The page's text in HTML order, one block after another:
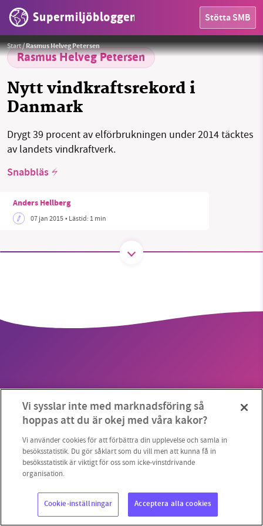
Supermiljöbloggen Stötta SMB
OMRÅDEN
MILJÖFAKTA
OM OSS
Threads
Start/Rasmus Helveg Petersen
Rasmus Helveg Petersen
Nytt vindkraftsrekord i
Danmark
Drygt 39 procent av elförbrukningen under 2014 täcktes
av landets vindkraftverk.
Snabbläs
Anders Hellberg
07 jan 2015• Lästid: 1 min
Foto:Siemens
Copyright 2023 © Supermiljöbloggen Cookieinställningar
SMB kämpar för en hållbar framtid. Sedan
starten 2010 har vår ideella redaktion drivit
vill hjälpa oss.
Stötta vårt arbete genom att swisha en slant till
1231368703
Läs vad vi vill göra
Vi sysslar inte med marknadsföring så
hoppas att du är okej med våra kakor?
Vi använder cookies för att förbättra din upplevelse och samla in
besöksstatistik. Du gör såklart som du vill men att kunna få in
besöksstatistik är viktigt för oss som icke-vinstdrivande
organisation.
Cookie-inställningar Acceptera alla cookies